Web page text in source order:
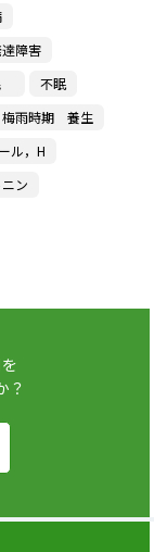
障害
不眠
雨時期 養生
ル，H
ン
？